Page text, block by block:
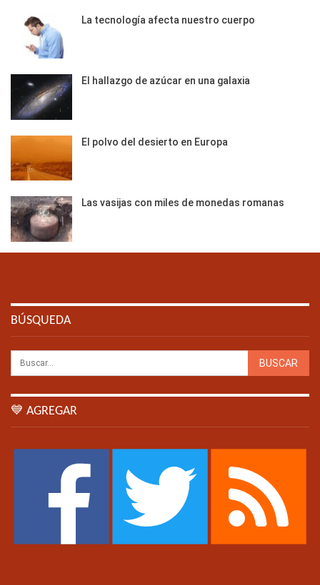
La tecnología afecta nuestro cuerpo
El hallazgo de azúcar en una galaxia
El polvo del desierto en Europa
Las vasijas con miles de monedas romanas
BÚSQUEDA
💙 AGREGAR